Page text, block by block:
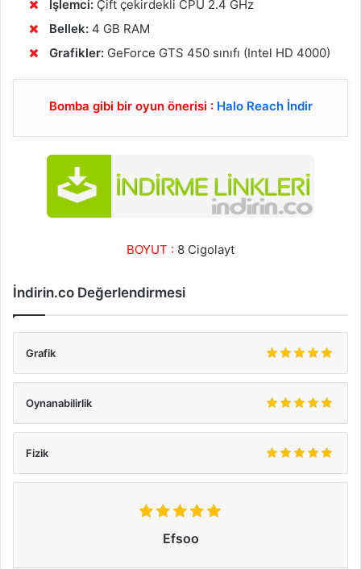
İşlemci: Çift çekirdekli CPU 2.4 GHz
Bellek: 4 GB RAM
Grafikler: GeForce GTS 450 sınıfı (Intel HD 4000)
Bomba gibi bir oyun önerisi : Halo Reach İndir
BOYUT : 8 Cigolayt
İndirin.co Değerlendirmesi
Grafik
Oynanabilirlik
Fizik
Efsoo